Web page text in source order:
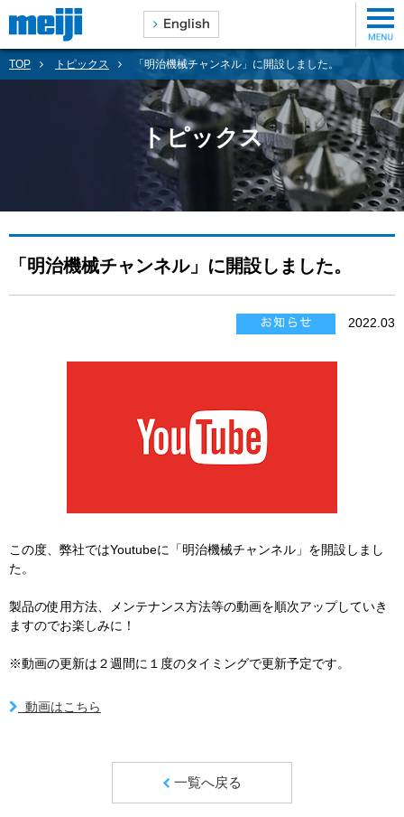
TOP トピックス 「明治機械チャンネル」に開設しました。
トピックス
「明治機械チャンネル」に開設しました。
2022.03
この度、弊社ではYoutubeに「明治機械チャンネル」を開設しまし
た。
製品の使用方法、メンテナンス方法等の動画を順次アップしていき
ますのでお楽しみに！
※動画の更新は２週間に１度のタイミングで更新予定です。
動画はこちら
一覧へ戻る